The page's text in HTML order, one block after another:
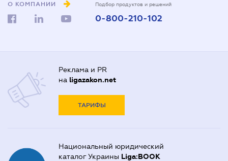
О КОМПАНИИ Подбор продуктов и решений
0-800-210-102
Реклама и PR
на ligazakon.net
ТАРИФЫ
Национальный юридический
каталог Украины Liga:BOOK